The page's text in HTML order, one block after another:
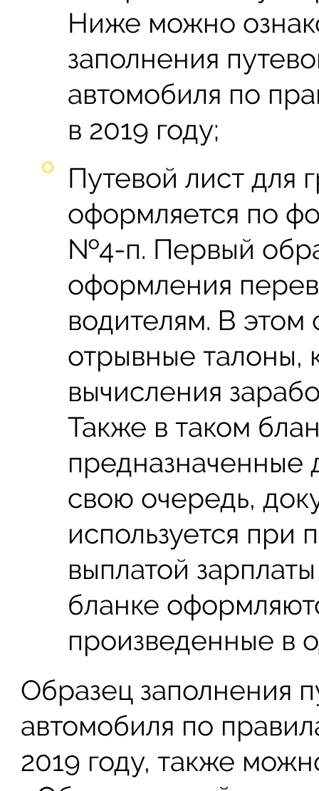
Ниже можно
заполнения
автомобиля по
в 2019 году;
Путевой лист для
оформляется по
№4-п. Первый
оформления
водителям. В
отрывные талоны,
вычисления
Также в таком
предназначенные
свою очередь,
используется при
выплатой
бланке
произведенные в
Образец заполнения
автомобиля по
2019 году, также